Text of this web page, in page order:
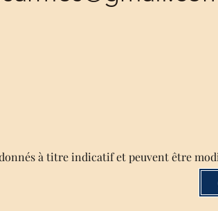
à titre indicatif et peuvent être